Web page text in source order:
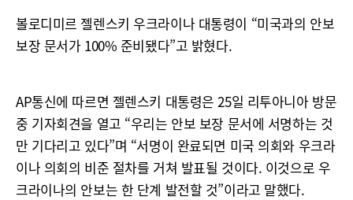
볼로디미르 젤렌스키 우크라이나 대통령이 “미국과의 안보
보장 문서가 100% 준비됐다”고 밝혔다.
AP통신에 따르면 젤렌스키 대통령은 25일 리투아니아 방문
중 기자회견을 열고 “우리는 안보 보장 문서에 서명하는 것
만 기다리고 있다”며 “서명이 완료되면 미국 의회와 우크라
이나 의회의 비준 절차를 거쳐 발표될 것이다. 이것으로 우
크라이나의 안보는 한 단계 발전할 것”이라고 말했다.